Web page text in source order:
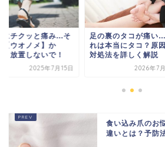
にチクッと痛み...そ
【ウオノメ】か
？放置しないで！
2025年7月15日
足の裏のタコが痛い
れは本当にタコ？原
対処法を詳しく解説
2026年7
食い込み爪のお
違いとは？予防